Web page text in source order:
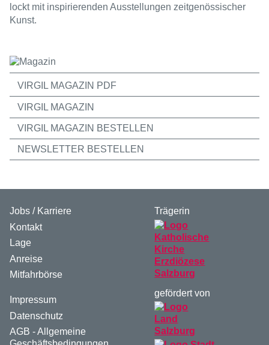
lockt mit inspirierenden Ausstellungen zeitgenössischer
Kunst.
VIRGIL MAGAZIN PDF
VIRGIL MAGAZIN
VIRGIL MAGAZIN BESTELLEN
NEWSLETTER BESTELLEN
Jobs / Karriere
Kontakt
Lage
Anreise
Mitfahrbörse
Impressum
Datenschutz
AGB - Allgemeine
Trägerin
gefördert von